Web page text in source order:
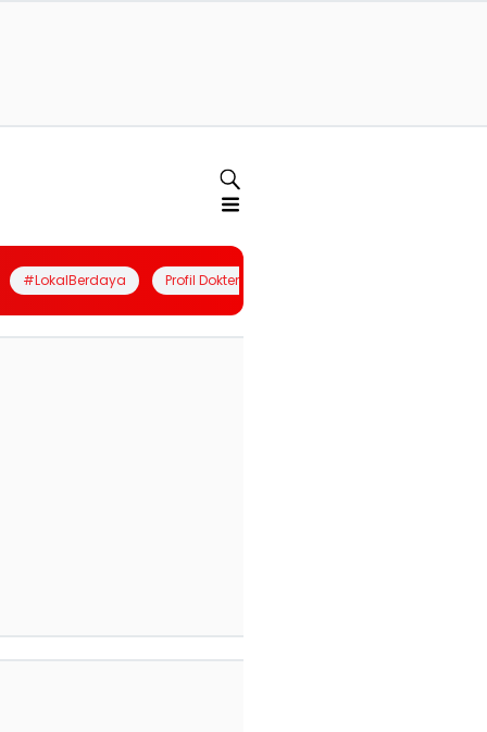
#LokalBerdaya Profil Dokter